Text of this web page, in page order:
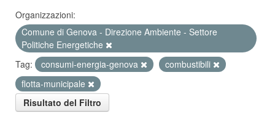
Organizzazioni:
Comune di Genova - Direzione Ambiente - Settore
Politiche Energetiche
Tag:
consumi-energia-genova
combustibili
flotta-municipale
Risultato del Filtro